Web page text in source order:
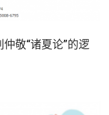
仲敬“诸夏论”的逻